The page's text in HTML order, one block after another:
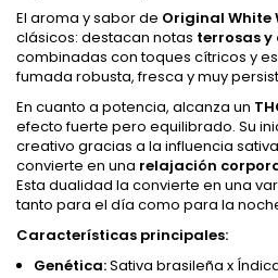
El aroma y sabor de Original White
clásicos: destacan notas terrosas
combinadas con toques cítricos y
fumada robusta, fresca y muy
En cuanto a potencia, alcanza un
efecto fuerte pero equilibrado. Su
creativo gracias a la influencia
convierte en una relajación
Esta dualidad la convierte en una
tanto para el día como para la
Características principales:
Genética:Sativa brasileña x